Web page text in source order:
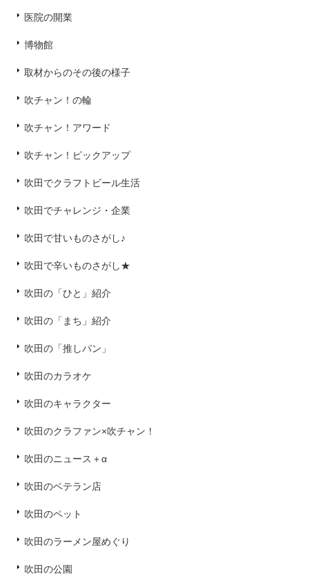
医院の開業
博物館
取材からのその後の様子
吹チャン！の輪
吹チャン！アワード
吹チャン！ピックアップ
吹田でクラフトビール生活
吹田でチャレンジ・企業
吹田で甘いものさがし♪
吹田で辛いものさがし★
吹田の「ひと」紹介
吹田の「まち」紹介
吹田の「推しパン」
吹田のカラオケ
吹田のキャラクター
吹田のクラファン×吹チャン！
吹田のニュース＋α
吹田のベテラン店
吹田のペット
吹田のラーメン屋めぐり
吹田の公園